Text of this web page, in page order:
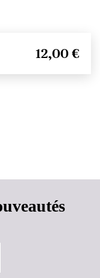
12,00 €